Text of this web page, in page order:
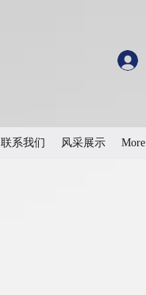
联系我们 风采展示 More